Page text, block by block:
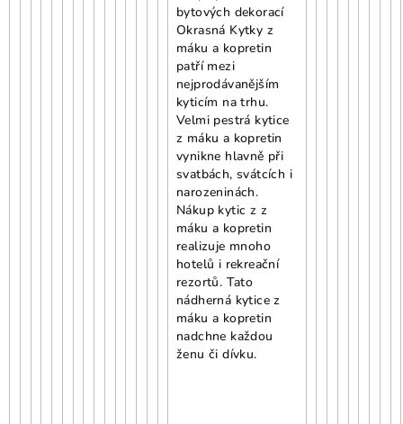
bytových dekorací
Okrasná Kytky z
máku a kopretin
patří mezi
nejprodávanějším
kyticím na trhu.
Velmi pestrá kytice
z máku a kopretin
vynikne hlavně při
svatbách, svátcích i
narozeninách.
Nákup kytic z z
máku a kopretin
realizuje mnoho
hotelů i rekreační
rezortů. Tato
nádherná kytice z
máku a kopretin
nadchne každou
ženu či dívku.